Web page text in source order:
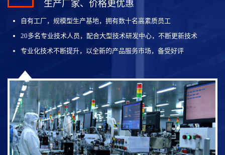
生产厂家、价格更优惠
自有工厂，规模型生产基地，拥有数十名高素质员工
20多名专业技术人员，配合大型技术研发中心，不断更新技术
专业化技术不断提升，以全新的产品服务市场，备受好评